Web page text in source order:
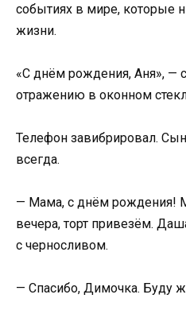
событиях в мире, которые
жизни.
«С днём рождения, Аня», —
отражению в оконном
Телефон завибрировал.
всегда.
— Мама, с днём рождения!
вечера, торт привезём.
с черносливом.
— Спасибо, Димочка. Буду